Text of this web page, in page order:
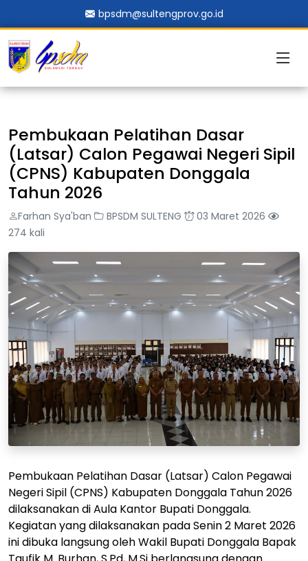
bpsdm@sultengprov.go.id
Pembukaan Pelatihan Dasar
(Latsar) Calon Pegawai Negeri Sipil
(CPNS) Kabupaten Donggala
Tahun 2026
Farhan Sya'ban BPSDM SULTENG
03 Maret 2026
274 kali
Pembukaan Pelatihan Dasar (Latsar) Calon Pegawai
Negeri Sipil (CPNS) Kabupaten Donggala Tahun 2026
dilaksanakan di Aula Kantor Bupati Donggala.
Kegiatan yang dilaksanakan pada Senin 2 Maret 2026
ini dibuka langsung oleh Wakil Bupati Donggala Bapak